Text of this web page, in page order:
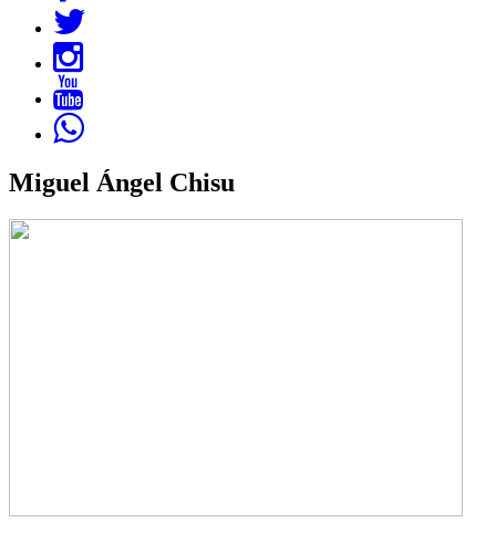
Miguel Ángel Chisu
Imagen